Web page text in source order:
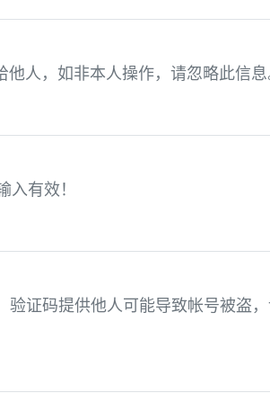
他人，如非本人操作，请忽略此信
有效！
验证码提供他人可能导致帐号被盗